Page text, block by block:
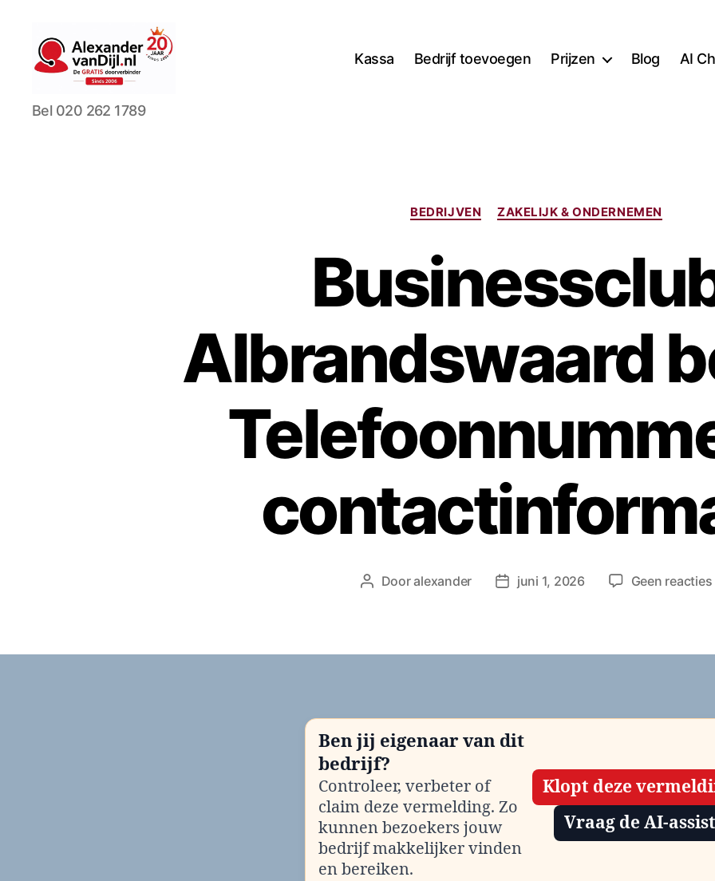
AlexandervanDijl.nl
Bel 020 262 1789
Kassa Bedrijf toevoegen Prijzen Blog
AI
Categorieën
BEDRIJVEN ZAKELIJK & ONDERNEMEN
Albrandswaard
Berichtauteur
Dooralexander Berichtdatum
juni 1, 2026 Geen reacties
Ben jij eigenaar van dit
bedrijf?
Controleer, verbeter of
claim deze vermelding. Zo
kunnen bezoekers jouw
bedrijf makkelijker vinden
en bereiken.
Klopt deze
Vraag de AI-